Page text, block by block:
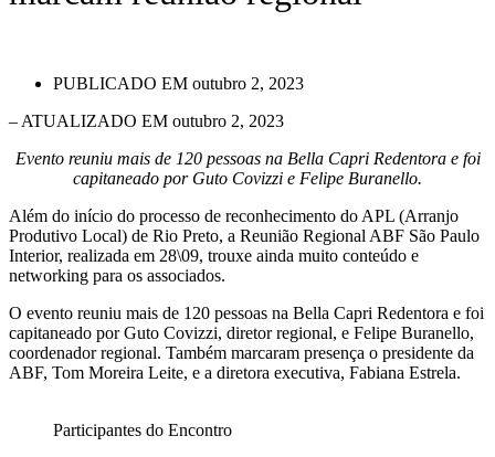
PUBLICADO EM outubro 2, 2023
– ATUALIZADO EM outubro 2, 2023
Evento reuniu mais de 120 pessoas na Bella Capri Redentora e foi
capitaneado por Guto Covizzi e Felipe Buranello.
Além do início do processo de reconhecimento do APL (Arranjo
Produtivo Local) de Rio Preto, a Reunião Regional ABF São Paulo
Interior, realizada em 28\09, trouxe ainda muito conteúdo e
networking para os associados.
O evento reuniu mais de 120 pessoas na Bella Capri Redentora e foi
capitaneado por Guto Covizzi, diretor regional, e Felipe Buranello,
coordenador regional. Também marcaram presença o presidente da
ABF, Tom Moreira Leite, e a diretora executiva, Fabiana Estrela.
Participantes do Encontro